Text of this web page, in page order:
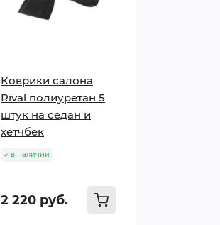
Коврики салона
Rival полиуретан 5
штук на седан и
хетчбек
в наличии
2 220 руб.